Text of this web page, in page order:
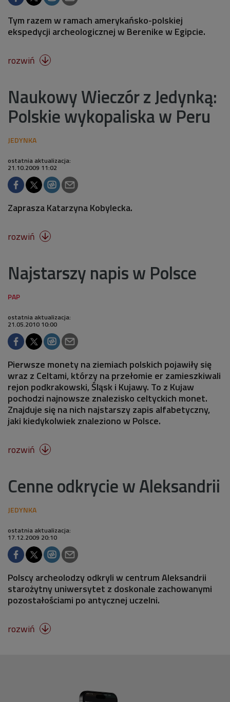
Tym razem w ramach amerykańsko-polskiej
ekspedycji archeologicznej w Berenike w Egipcie.
rozwiń 
Naukowy Wieczór z Jedynką:
Polskie wykopaliska w Peru
ostatnia aktualizacja:
21.10.2009 11:02
Zaprasza Katarzyna Kobylecka.
rozwiń 
Najstarszy napis w Polsce
ostatnia aktualizacja:
21.05.2010 10:00
Pierwsze monety na ziemiach polskich pojawiły się
wraz z Celtami, którzy na przełomie er zamieszkiwali
rejon podkrakowski, Śląsk i Kujawy. To z Kujaw
pochodzi najnowsze znalezisko celtyckich monet.
Znajduje się na nich najstarszy zapis alfabetyczny,
jaki kiedykolwiek znaleziono w Polsce.
rozwiń 
Cenne odkrycie w Aleksandrii
ostatnia aktualizacja:
17.12.2009 20:10
Polscy archeolodzy odkryli w centrum Aleksandrii
starożytny uniwersytet z doskonale zachowanymi
pozostałościami po antycznej uczelni.
rozwiń 